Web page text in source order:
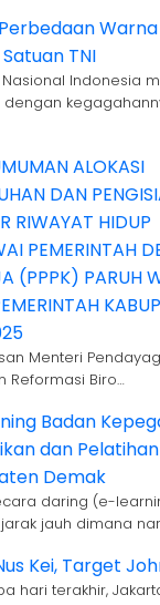
TNI
Indonesia
dengan
ALOKASI
DAN
RIWAYAT HIDUP
PEMERINTAH
(PPPK) PARUH
Menteri
Reformasi Biro…
Badan
dan Pelatihan
Demak
daring (e-
jauh dimana
Kei, Target
hari terakhir,